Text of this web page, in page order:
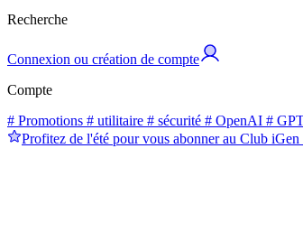
Recherche
Connexion ou création de compte
Compte
# Promotions # utilitaire # sécurité # OpenAI #
Profitez de l'été pour vous abonner au Club iGen